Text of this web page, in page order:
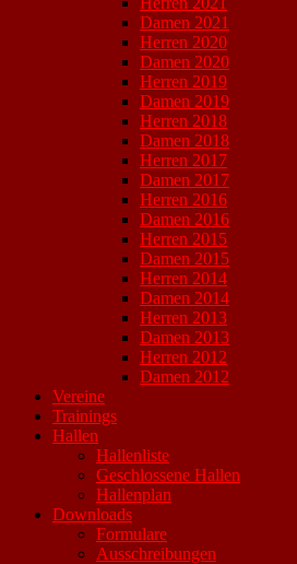
Damen 2021
Herren 2020
Damen 2020
Herren 2019
Damen 2019
Herren 2018
Damen 2018
Herren 2017
Damen 2017
Herren 2016
Damen 2016
Herren 2015
Damen 2015
Herren 2014
Damen 2014
Herren 2013
Damen 2013
Herren 2012
Damen 2012
Vereine
Trainings
Hallen
Hallenliste
Geschlossene Hallen
Hallenplan
Downloads
Formulare
Ausschreibungen